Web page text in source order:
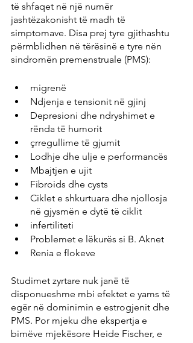
të shfaqet në një numër
jashtëzakonisht të madh të
simptomave. Disa prej tyre gjithashtu
përmblidhen në tërësinë e tyre nën
sindromën premenstruale (PMS):
migrenë
Ndjenja e tensionit në gjinj
Depresioni dhe ndryshimet e
rënda të humorit
çrregullime të gjumit
Lodhje dhe ulje e performancës
Mbajtjen e ujit
Fibroids dhe cysts
Ciklet e shkurtuara dhe njollosja
në gjysmën e dytë të ciklit
infertiliteti
Problemet e lëkurës si B. Aknet
Renia e flokeve
Studimet zyrtare nuk janë të
disponueshme mbi efektet e yams të
egër në dominimin e estrogjenit dhe
PMS. Por mjeku dhe ekspertja e
bimëve mjekësore Heide Fischer, e